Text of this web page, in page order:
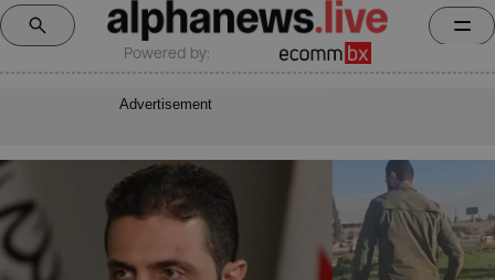
Powered by:
Advertisement